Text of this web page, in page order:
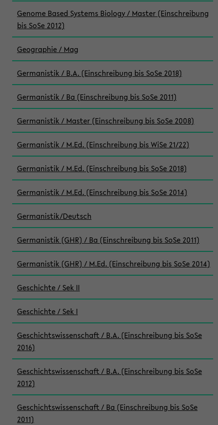
Genome Based Systems Biology / Master (Einschreibung
bis SoSe 2012)
Geographie / Mag
Germanistik / B.A. (Einschreibung bis SoSe 2018)
Germanistik / Ba (Einschreibung bis SoSe 2011)
Germanistik / Master (Einschreibung bis SoSe 2008)
Germanistik / M.Ed. (Einschreibung bis WiSe 21/22)
Germanistik / M.Ed. (Einschreibung bis SoSe 2018)
Germanistik / M.Ed. (Einschreibung bis SoSe 2014)
Germanistik/Deutsch
Germanistik (GHR) / Ba (Einschreibung bis SoSe 2011)
Germanistik (GHR) / M.Ed. (Einschreibung bis SoSe 2014)
Geschichte / Sek II
Geschichte / Sek I
Geschichtswissenschaft / B.A. (Einschreibung bis SoSe
2016)
Geschichtswissenschaft / B.A. (Einschreibung bis SoSe
2012)
Geschichtswissenschaft / Ba (Einschreibung bis SoSe
2011)